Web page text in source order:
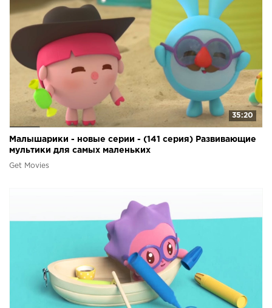
35:20
Малышарики - новые серии - (141 серия) Развивающие
мультики для самых маленьких
Get Movies